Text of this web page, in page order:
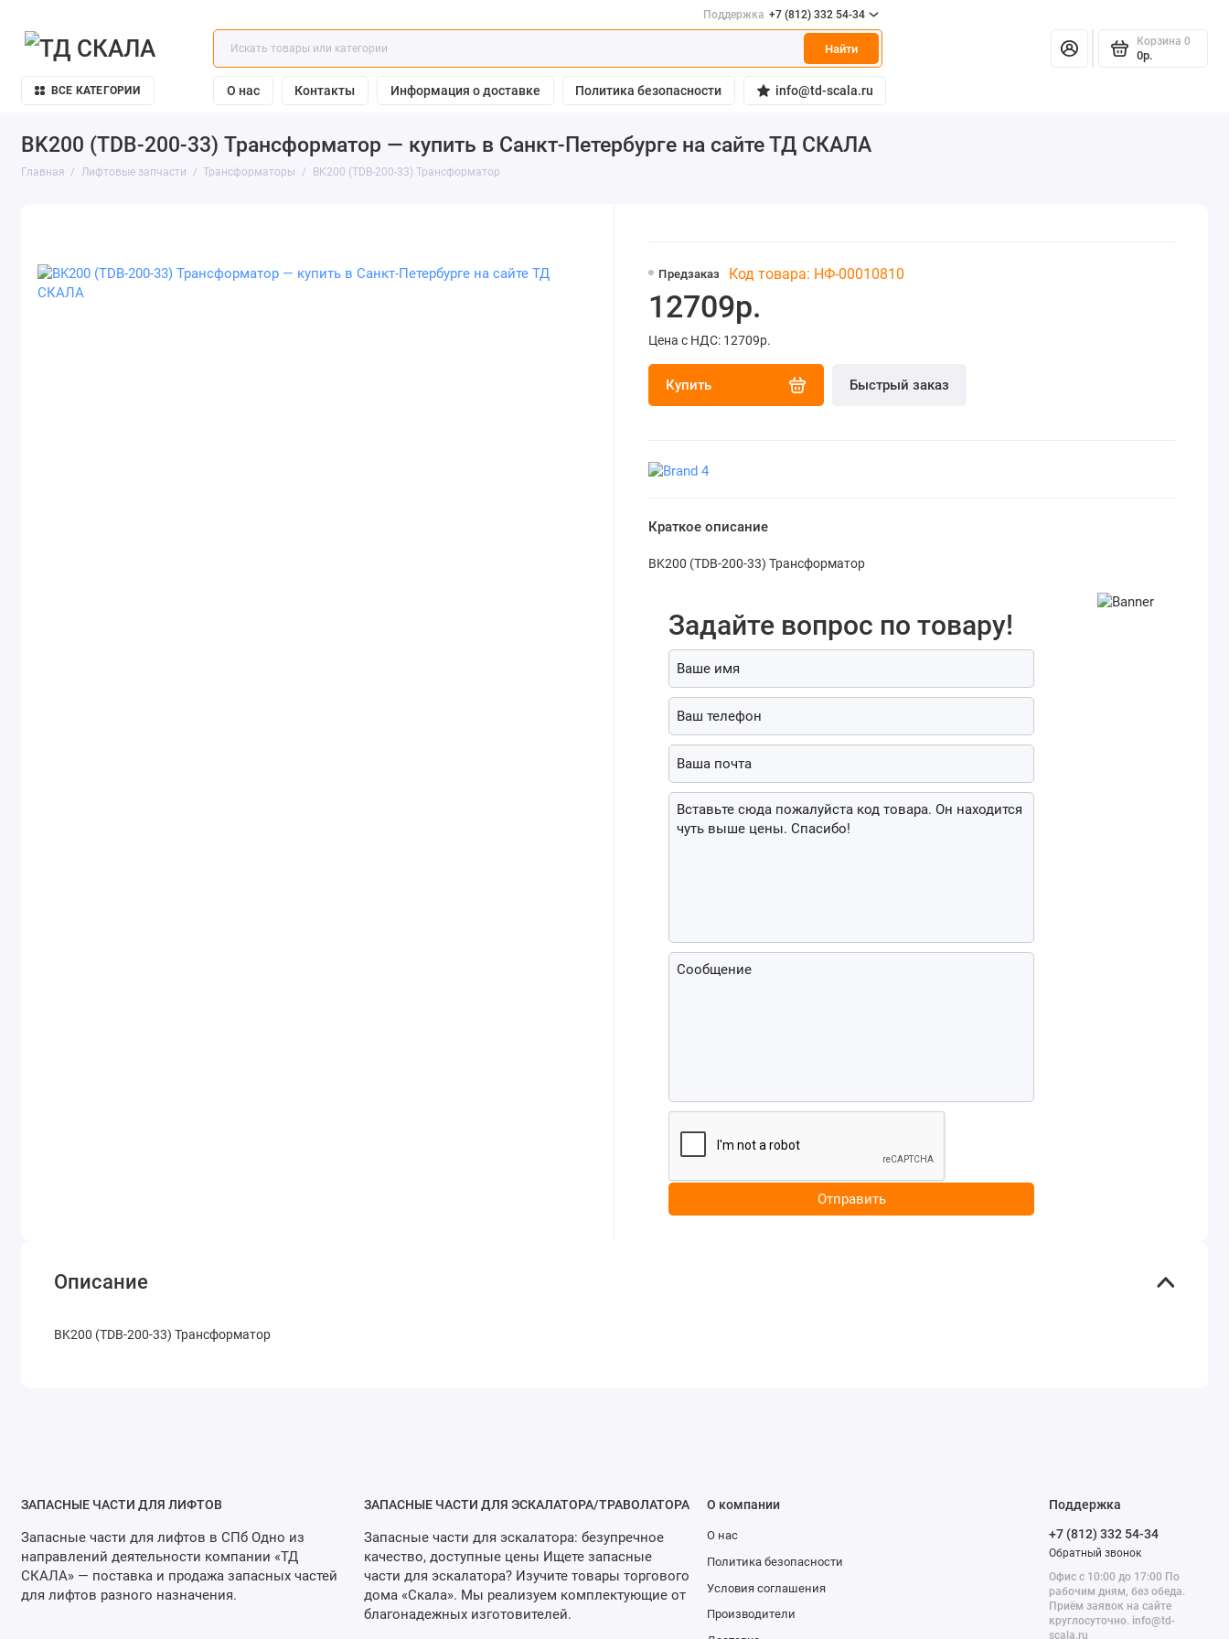
Поддержка +7 (812) 332 54-34
Найти
Корзина 0
0р.
ВСЕ КАТЕГОРИИ О нас Контакты Информация о доставке Политика безопасности info@td-scala.ru
BK200 (TDB-200-33) Трансформатор — купить в Санкт-Петербурге на сайте ТД СКАЛА
Главная Лифтовые запчасти Трансформаторы BK200 (TDB-200-33) Трансформатор
Предзаказ Код товара: НФ-00010810
12709р.
Цена с НДС: 12709р.
Купить Быстрый заказ
Краткое описание
BK200 (TDB-200-33) Трансформатор
Задайте вопрос по товару!
Отправить
Описание
BK200 (TDB-200-33) Трансформатор
ЗАПАСНЫЕ ЧАСТИ ДЛЯ ЛИФТОВ
Запасные части для лифтов в СПб Одно из
направлений деятельности компании «ТД
СКАЛА» — поставка и продажа запасных частей
для лифтов разного назначения.
ЗАПАСНЫЕ ЧАСТИ ДЛЯ ЭСКАЛАТОРА/ТРАВОЛАТОРА
Запасные части для эскалатора: безупречное
качество, доступные цены Ищете запасные
части для эскалатора? Изучите товары торгового
дома «Скала». Мы реализуем комплектующие от
благонадежных изготовителей.
О компании
О нас
Политика безопасности
Условия соглашения
Производители
Поддержка
+7 (812) 332 54-34
Обратный звонок
Офис с 10:00 до 17:00 По
рабочим дням, без обеда.
Приём заявок на сайте
круглосуточно. info@td-
scala.ru